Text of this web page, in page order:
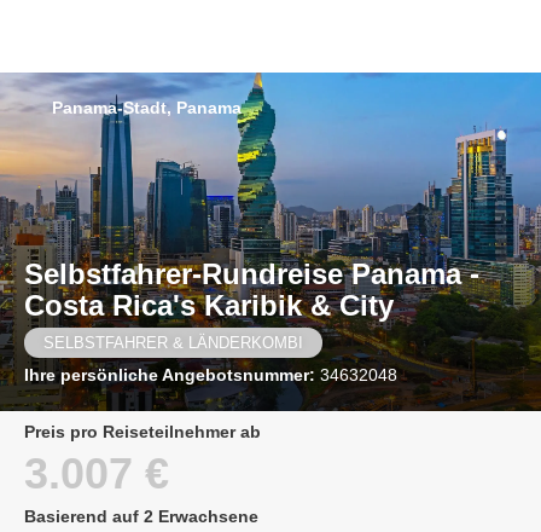
Selbstfahrer-Rundreise Panama -
Costa Rica's Karibik & City
SELBSTFAHRER & LÄNDERKOMBI
Ihre persönliche Angebotsnummer: 34632048
Panama-Stadt, Panama
Preis pro Reiseteilnehmer ab
3.007 €
Basierend auf 2 Erwachsene